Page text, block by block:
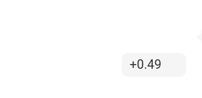
+0.49